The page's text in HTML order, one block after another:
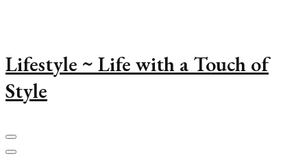
Lifestyle ~ Life with a Touch of
Style